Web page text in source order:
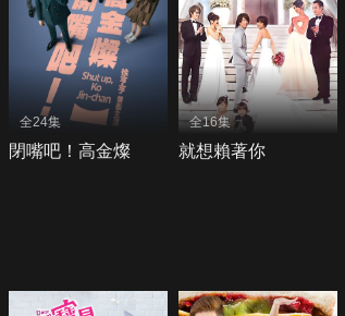
全24集
閉嘴吧！高金燦
全16集
就想賴著你